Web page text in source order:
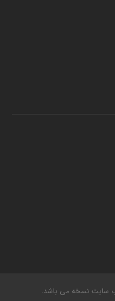
سایت نسخه می باشد.